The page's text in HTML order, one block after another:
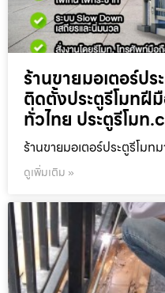
ร้านขายมอเตอร์ป
ติดตั้งประตูรีโมทฝี
ทั่วไทย ประตูรีโมท
ร้านขายมอเตอร์ประตูรีโมท
ดูเพิ่มเติม »